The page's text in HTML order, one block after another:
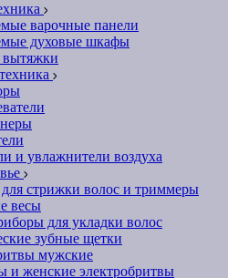
варочные панели
духовые шкафы
и увлажнители воздуха
стрижки волос и триммеры
весы
для укладки волос
зубные щетки
мужские
и женские электробритвы